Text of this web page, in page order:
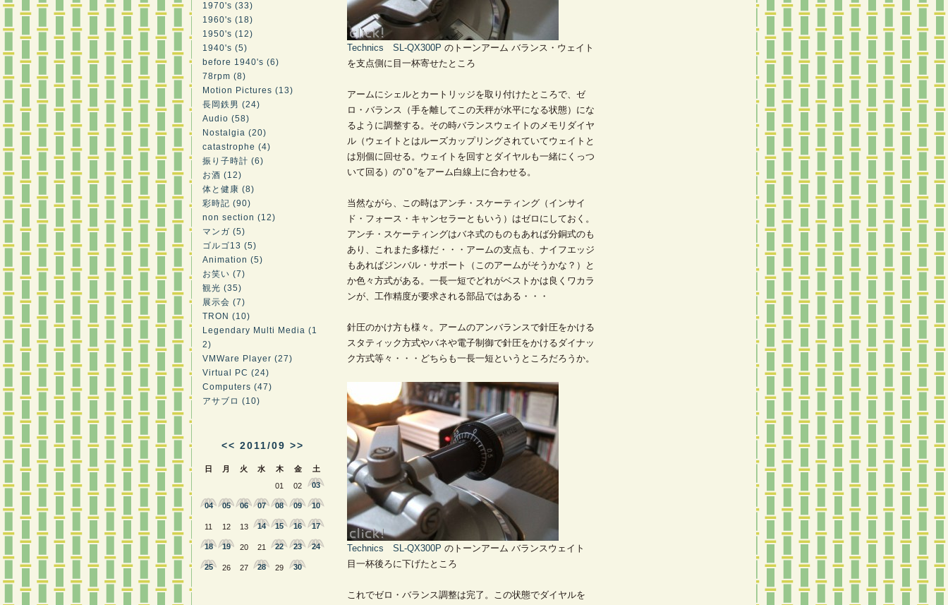
1970's (33)
1960's (18)
1950's (12)
1940's (5)
before 1940's (6)
78rpm (8)
Motion Pictures (13)
長岡鉄男 (24)
Audio (58)
Nostalgia (20)
catastrophe (4)
振り子時計 (6)
お酒 (12)
体と健康 (8)
彩時記 (90)
non section (12)
マンガ (5)
ゴルゴ13 (5)
Animation (5)
お笑い (7)
観光 (35)
展示会 (7)
TRON (10)
Legendary Multi Media (1
2)
VMWare Player (27)
Virtual PC (24)
Computers (47)
アサブロ (10)
<< 2011/09 >>
日 月 火 水 木 金
土
01
02 03
04 05 06 07 08 09 10
11 12 13 14 15 16 17
18 19 20 21 22 23 24
25 26 27 28 29 30
Technics SL-QX300P のトーンアーム バランス・ウェイト
を支点側に目一杯寄せたところ
アームにシェルとカートリッジを取り付けたところで、ゼ
ロ・バランス（手を離してこの天秤が水平になる状態）にな
るように調整する。その時バランスウェイトのメモリダイヤ
ル（ウェイトとはルーズカップリングされていてウェイトと
は別個に回せる。ウェイトを回すとダイヤルも一緒にくっつ
いて回る）の”０”をアーム白線上に合わせる。
当然ながら、この時はアンチ・スケーティング（インサイ
ド・フォース・キャンセラーともいう）はゼロにしておく。
アンチ・スケーティングはバネ式のものもあれば分銅式のも
あり、これまた多様だ・・・アームの支点も、ナイフエッジ
もあればジンバル・サポート（このアームがそうかな？）と
か色々方式がある。一長一短でどれがベストかは良くワカラ
ンが、工作精度が要求される部品ではある・・・
針圧のかけ方も様々。アームのアンバランスで針圧をかける
スタティック方式やバネや電子制御で針圧をかけるダイナッ
ク方式等々・・・どちらも一長一短というところだろうか。
Technics SL-QX300P のトーンアーム バランスウェイト
目一杯後ろに下げたところ
これでゼロ・バランス調整は完了。この状態でダイヤルを